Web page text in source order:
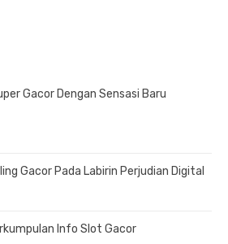
Gacor Dengan Sensasi Baru
Gacor Pada Labirin Perjudian Digital
Info Slot Gacor